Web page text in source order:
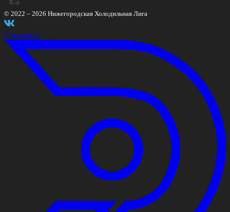
© 2022 – 2026 Нижегородская Холодильная Лига
Сделано в